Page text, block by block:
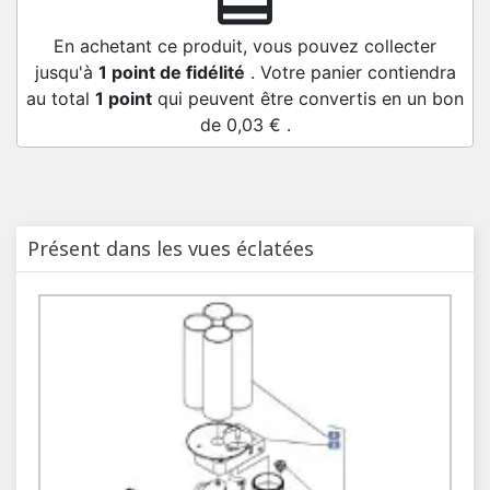
En achetant ce produit, vous pouvez collecter
jusqu'à 1 point de fidélité . Votre panier contiendra
au total 1 point qui peuvent être convertis en un bon
de 0,03 € .
Présent dans les vues éclatées